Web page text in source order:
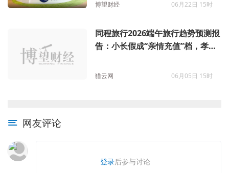
博望财经 06月22日 15时
同程旅行2026端午旅行趋势预测报
告：小长假成“亲情充值”档，孝心
146%
猎云网 06月05日 15时
网友评论
登录后参与讨论